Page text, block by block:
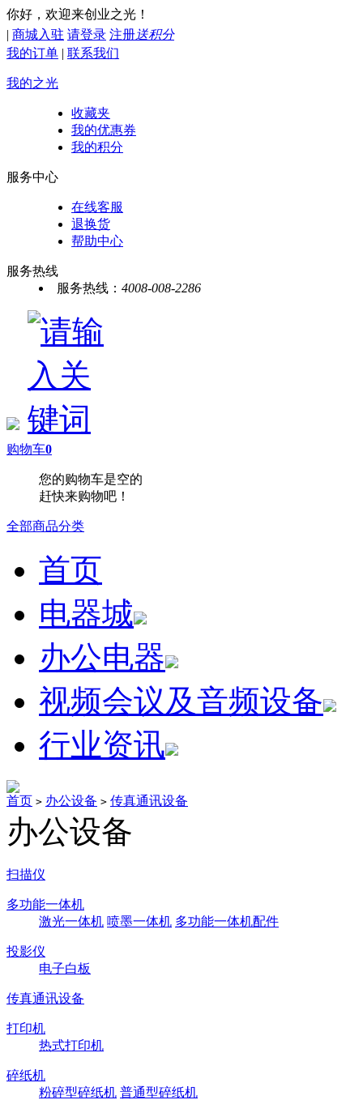
你好，欢迎来创业之光！
| 商城入驻 请登录 注册送积分
我的订单 | 联系我们
我的之光
收藏夹
我的优惠券
我的积分
服务中心
在线客服
退换货
帮助中心
服务热线
服务热线： 4008-008-2286
购物车0
您的购物车是空的
赶快来购物吧！
全部商品分类
首页
电器城
办公电器
视频会议及音频设备
行业资讯
首页 > 办公设备 > 传真通讯设备
办公设备
扫描仪
多功能一体机
激光一体机 喷墨一体机 多功能一体机配件
投影仪
电子白板
传真通讯设备
打印机
热式打印机
碎纸机
粉碎型碎纸机 普通型碎纸机